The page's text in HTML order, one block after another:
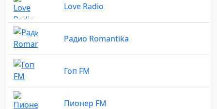
Love Radio
Радио Romantika
Гоп FM
Пионер FM